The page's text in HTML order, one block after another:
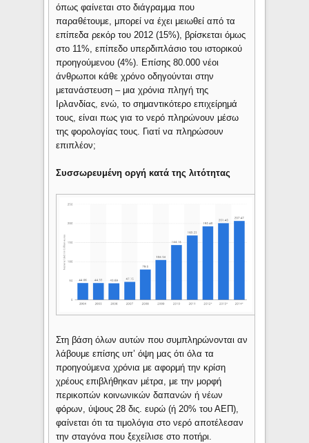
όπως φαίνεται στο διάγραμμα που
παραθέτουμε, μπορεί να έχει μειωθεί από τα
επίπεδα ρεκόρ του 2012 (15%), βρίσκεται όμως
στο 11%, επίπεδο υπερδιπλάσιο του ιστορικού
προηγούμενου (4%). Επίσης 80.000 νέοι
άνθρωποι κάθε χρόνο οδηγούνται στην
μετανάστευση – μια χρόνια πληγή της
Ιρλανδίας, ενώ, το σημαντικότερο επιχείρημά
τους, είναι πως για το νερό πληρώνουν μέσω
της φορολογίας τους. Γιατί να πληρώσουν
επιπλέον;
Συσσωρευμένη οργή κατά της λιτότητας
Στη βάση όλων αυτών που συμπληρώνονται αν
λάβουμε επίσης υπ’ όψη μας ότι όλα τα
προηγούμενα χρόνια με αφορμή την κρίση
χρέους επιβλήθηκαν μέτρα, με την μορφή
περικοπών κοινωνικών δαπανών ή νέων
φόρων, ύψους 28 δις. ευρώ (ή 20% του ΑΕΠ),
φαίνεται ότι τα τιμολόγια στο νερό αποτέλεσαν
την σταγόνα που ξεχείλισε στο ποτήρι.